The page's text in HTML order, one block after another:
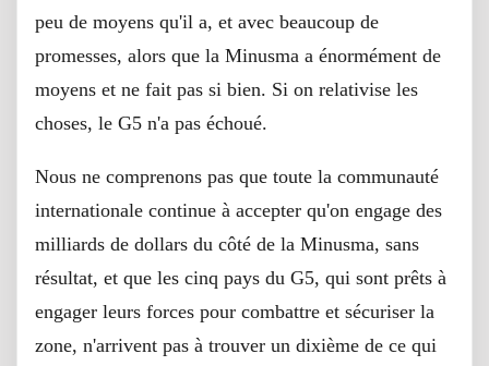
peu de moyens qu'il a, et avec beaucoup de
promesses, alors que la Minusma a énormément de
moyens et ne fait pas si bien. Si on relativise les
choses, le G5 n'a pas échoué.
Nous ne comprenons pas que toute la communauté
internationale continue à accepter qu'on engage des
milliards de dollars du côté de la Minusma, sans
résultat, et que les cinq pays du G5, qui sont prêts à
engager leurs forces pour combattre et sécuriser la
zone, n'arrivent pas à trouver un dixième de ce qui